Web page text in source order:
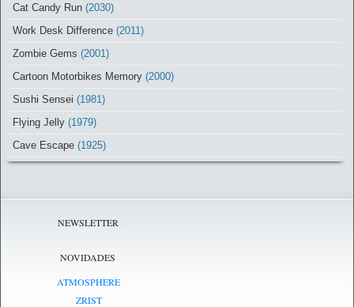
Cat Candy Run (2030)
Work Desk Difference (2011)
Zombie Gems (2001)
Cartoon Motorbikes Memory (2000)
Sushi Sensei (1981)
Flying Jelly (1979)
Cave Escape (1925)
NEWSLETTER
NOVIDADES
ATMOSPHERE
ZRIST